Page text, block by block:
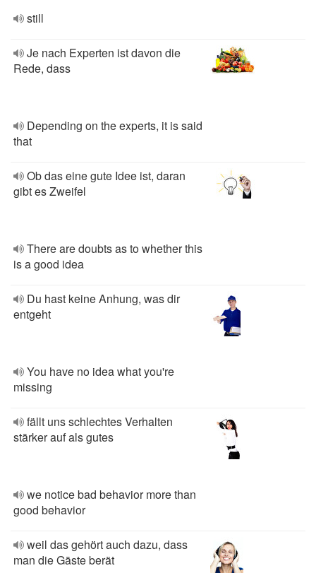
still
Je nach Experten ist davon die
Rede, dass
Depending on the experts, it is said
that
Ob das eine gute Idee ist, daran
gibt es Zweifel
There are doubts as to whether this
is a good idea
Du hast keine Anhung, was dir
entgeht
You have no idea what you're
missing
fällt uns schlechtes Verhalten
stärker auf als gutes
we notice bad behavior more than
good behavior
weil das gehört auch dazu, dass
man die Gäste berät